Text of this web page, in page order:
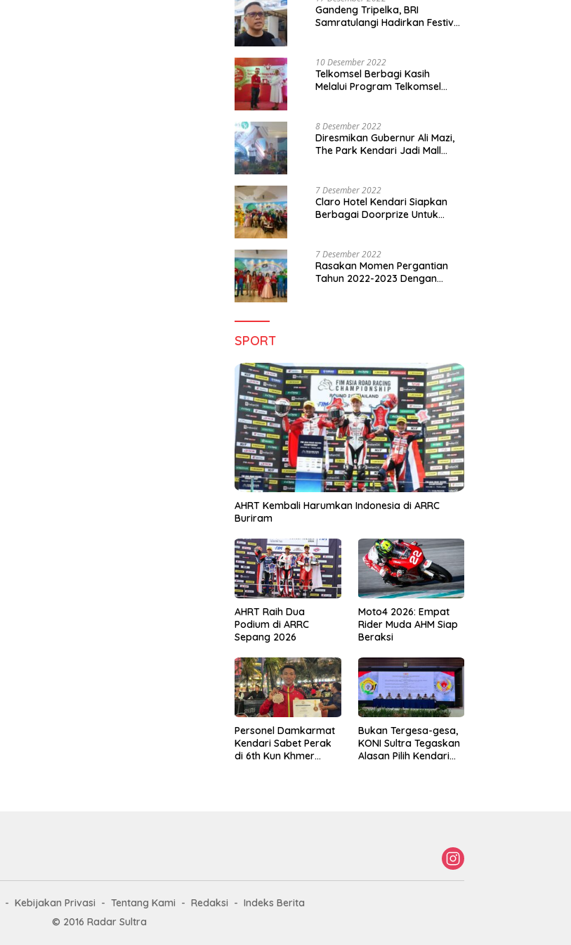
Gandeng Tripelka, BRI
Samratulangi Hadirkan Festival
10 Desember 2022
Telkomsel Berbagi Kasih
Melalui Program Telkomsel
8 Desember 2022
Diresmikan Gubernur Ali Mazi,
The Park Kendari Jadi Mall
7 Desember 2022
Claro Hotel Kendari Siapkan
Berbagai Doorprize Untuk
7 Desember 2022
Rasakan Momen Pergantian
Tahun 2022-2023 Dengan
SPORT
AHRT Kembali Harumkan Indonesia di ARRC
Buriram
AHRT Raih Dua
Podium di ARRC
Sepang 2026
Moto4 2026: Empat
Rider Muda AHM Siap
Beraksi
Personel Damkarmat
Kendari Sabet Perak
di 6th Kun Khmer
Bukan Tergesa-gesa,
KONI Sultra Tegaskan
Alasan Pilih Kendari
Kebijakan Privasi Tentang Kami Redaksi
Indeks Berita
© 2016 Radar Sultra